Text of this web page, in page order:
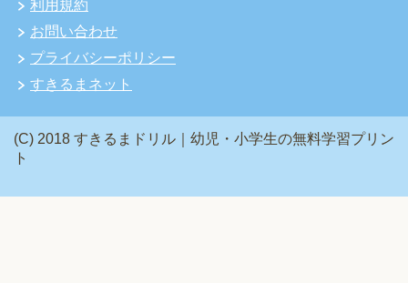
利用規約
お問い合わせ
プライバシーポリシー
すきるまネット
(C) 2018 すきるまドリル｜幼児・小学生の無料学習プリン
ト